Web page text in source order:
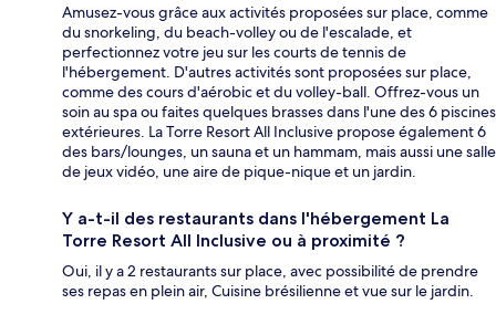
Amusez-vous grâce aux activités proposées sur place, comme
du snorkeling, du beach-volley ou de l'escalade, et
perfectionnez votre jeu sur les courts de tennis de
l'hébergement. D'autres activités sont proposées sur place,
comme des cours d'aérobic et du volley-ball. Offrez-vous un
soin au spa ou faites quelques brasses dans l'une des 6 piscines
extérieures. La Torre Resort All Inclusive propose également 6
des bars/lounges, un sauna et un hammam, mais aussi une salle
de jeux vidéo, une aire de pique-nique et un jardin.
Y a-t-il des restaurants dans l'hébergement La
Torre Resort All Inclusive ou à proximité ?
Oui, il y a 2 restaurants sur place, avec possibilité de prendre
ses repas en plein air, Cuisine brésilienne et vue sur le jardin.